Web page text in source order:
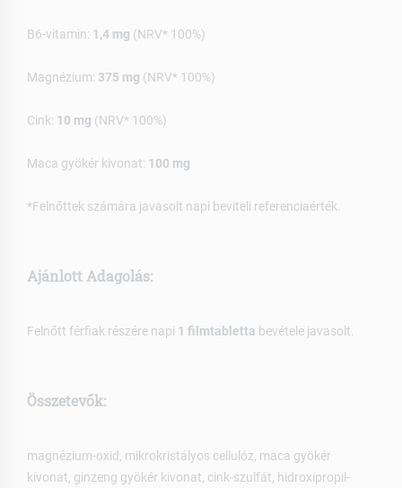
B6-vitamin: 1,4 mg (NRV* 100%)
Magnézium: 375 mg (NRV* 100%)
Cink: 10 mg (NRV* 100%)
Maca gyökér kivonat: 100 mg
*Felnőttek számára javasolt napi beviteli referenciaérték.
Ajánlott Adagolás:
Felnőtt férfiak részére napi 1 filmtabletta bevétele javasolt.
Összetevők:
magnézium-oxid, mikrokristályos cellulóz, maca gyökér
kivonat, ginzeng gyökér kivonat, cink-szulfát, hidroxipropil-